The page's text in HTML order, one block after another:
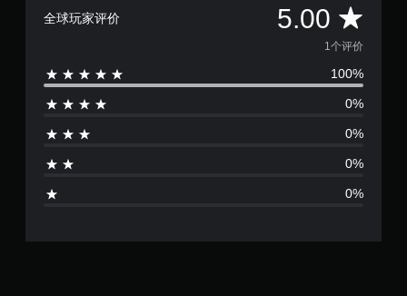
全球玩家评价 5.00 平
均
评
价
颗
（
1个评价
100%
0%
0%
0%
0%